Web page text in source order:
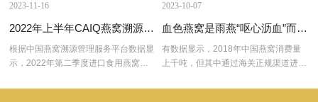
2023-11-16
2022年上半年CAIQ燕窝溯源简讯
根据中国燕窝溯源管理服务平台数据显
示，2022年第二季度进口食用燕窝
43.8吨、70.0吨)、进口燕窝饮品3.6...
2023-10-07
血色燕窝是雨燕“呕心沥血”而成？ 实则是环境氧化发酵的结果
有数据显示，2018年中国燕窝消费量
上千吨，但其中通过海关正规渠道进口
争的事实，但一些以讹传讹的...